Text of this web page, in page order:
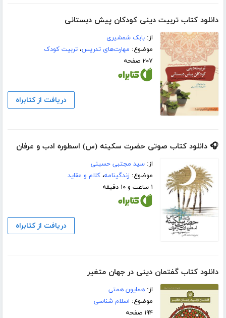
دانلود کتاب تربیت دینی کودکان پیش دبستانی
از:بابک شمشیری
موضوع: مهارت‌های تدریس،تربیت کودک
۲۰۷ صفحه
دریافت از کتابراه
🎧 دانلود کتاب صوتی حضرت سکینه (س) اسطوره ادب و عرفان
از:سید مجتبی حسینی
موضوع:زندگینامه،کلام و عقاید
۱ ساعت و ۱۰ دقیقه
دریافت از کتابراه
دانلود کتاب گفتمان دینی در جهان متغیر
از:همایون همتی
موضوع: اسلام شناسی
۱۹۴ صفحه